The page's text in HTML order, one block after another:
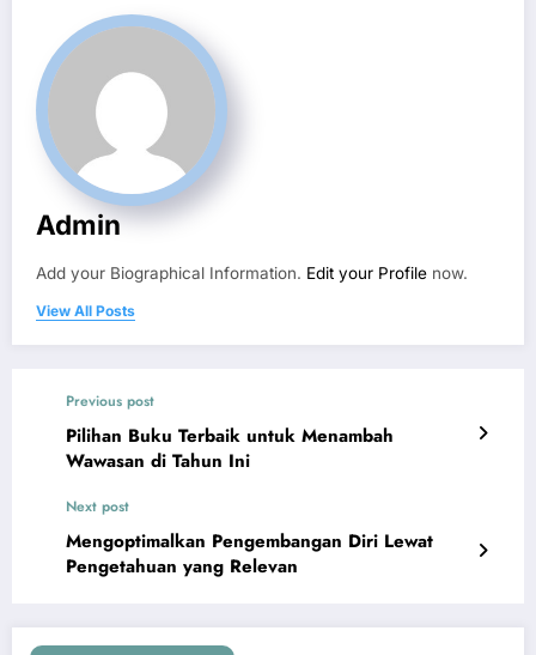
Admin
Add your Biographical Information. Edit your Profile now.
View All Posts
Previous post
Pilihan Buku Terbaik untuk Menambah
Wawasan di Tahun Ini
Next post
Mengoptimalkan Pengembangan Diri Lewat
Pengetahuan yang Relevan